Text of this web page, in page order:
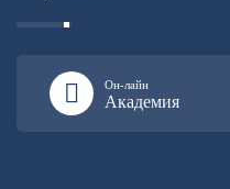
Он-лайн
Академия